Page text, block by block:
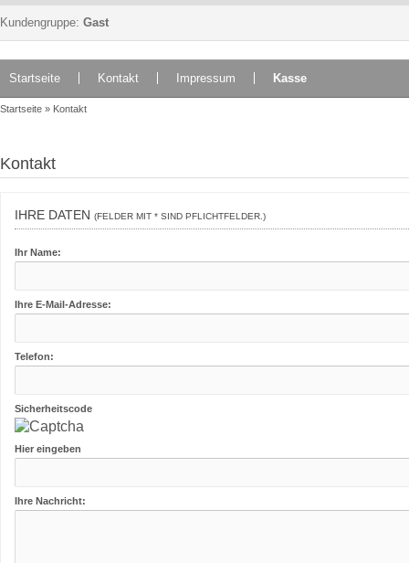
Kundengruppe: Gast
Startseite Kontakt Impressum Kasse
Startseite » Kontakt
Kontakt
IHRE DATEN (FELDER MIT * SIND PFLICHTFELDER.)
Ihr Name:
Ihre E-Mail-Adresse:
Telefon:
Sicherheitscode
Hier eingeben
Ihre Nachricht: